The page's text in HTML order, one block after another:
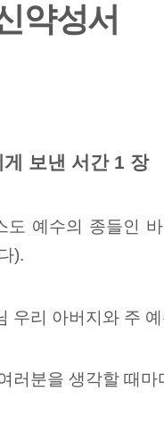
약성서
보낸 서간 1 장
도 예수의 종들인
).
우리 아버지와 주
러분을 생각할 때